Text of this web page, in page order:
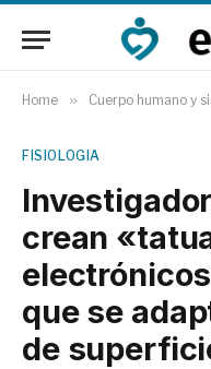
Home » Cuerpo humano y
FISIOLOGIA
crean
que se
de